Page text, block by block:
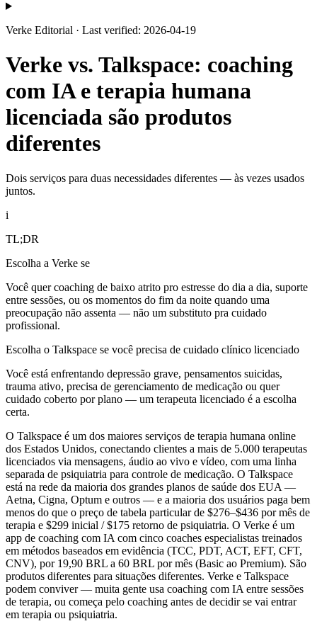
Verke Editorial · Last verified: 2026-04-19
Verke vs. Talkspace: coaching
com IA e terapia humana
licenciada são produtos
diferentes
Dois serviços para duas necessidades diferentes — às vezes usados
juntos.
i
TL;DR
Escolha a Verke se
Você quer coaching de baixo atrito pro estresse do dia a dia, suporte
entre sessões, ou os momentos do fim da noite quando uma
preocupação não assenta — não um substituto pra cuidado
profissional.
Escolha o Talkspace se você precisa de cuidado clínico licenciado
Você está enfrentando depressão grave, pensamentos suicidas,
trauma ativo, precisa de gerenciamento de medicação ou quer
cuidado coberto por plano — um terapeuta licenciado é a escolha
certa.
O Talkspace é um dos maiores serviços de terapia humana online
dos Estados Unidos, conectando clientes a mais de 5.000 terapeutas
licenciados via mensagens, áudio ao vivo e vídeo, com uma linha
separada de psiquiatria para controle de medicação. O Talkspace
está na rede da maioria dos grandes planos de saúde dos EUA —
Aetna, Cigna, Optum e outros — e a maioria dos usuários paga bem
menos do que o preço de tabela particular de $276–$436 por mês de
terapia e $299 inicial / $175 retorno de psiquiatria. O Verke é um
app de coaching com IA com cinco coaches especialistas treinados
em métodos baseados em evidência (TCC, PDT, ACT, EFT, CFT,
CNV), por 19,90 BRL a 60 BRL por mês (Basic ao Premium). São
produtos diferentes para situações diferentes. Verke e Talkspace
podem conviver — muita gente usa coaching com IA entre sessões
de terapia, ou começa pelo coaching antes de decidir se vai entrar
em terapia ou psiquiatria.